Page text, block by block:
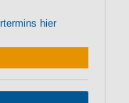
hier